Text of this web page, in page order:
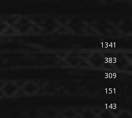
1341
383
309
151
143